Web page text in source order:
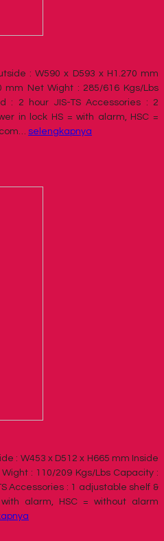
: W590 x D593 x H1.270 mm
mm Net Wight : 285/616 Kgs/Lbs
: 2 hour JIS-TS Accessories : 2
in lock HS = with alarm, HSC =
selengkapnya
: W453 x D512 x H665 mm Inside
: 110/209 Kgs/Lbs Capacity :
Accessories : 1 adjustable shelf &
alarm, HSC = without alarm